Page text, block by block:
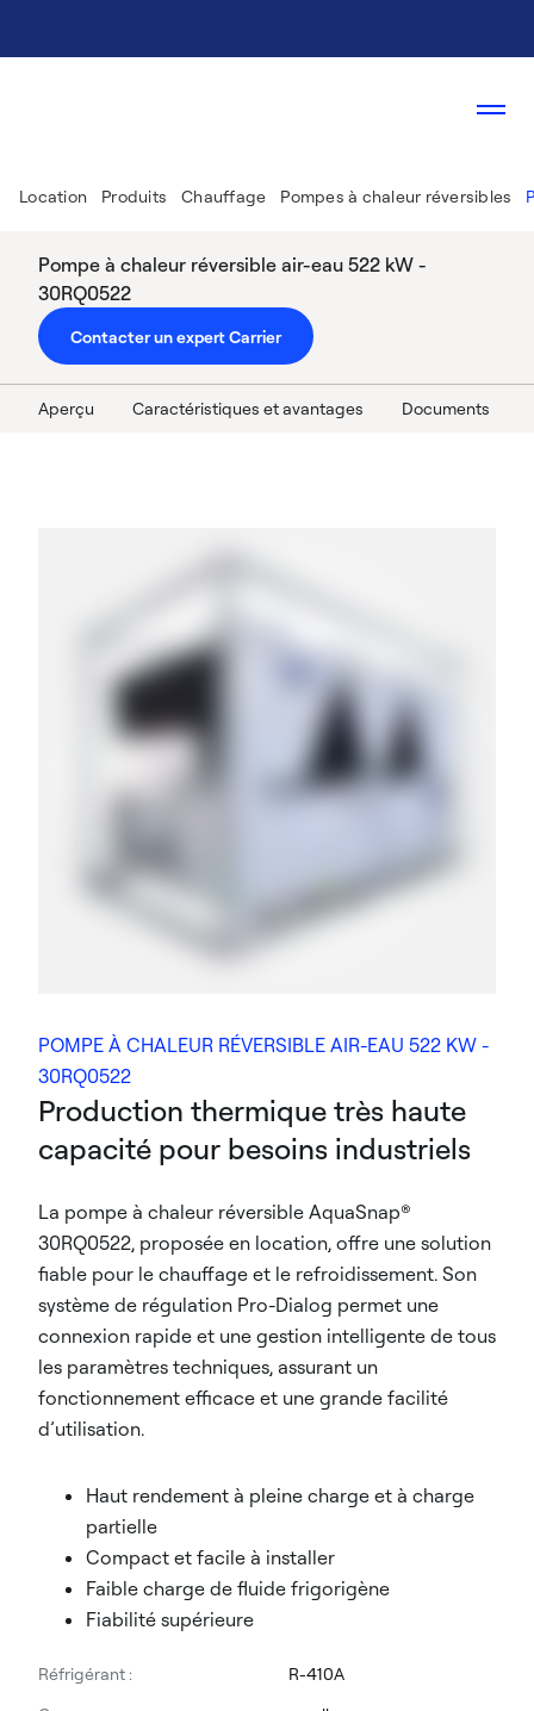
Location Produits Chauffage Pompes à chaleur réversibles
Pompe à chaleur réversible air-eau 522 kW -
30RQ0522
Contacter un expert Carrier
Aperçu Caractéristiques et avantages Documents
POMPE À CHALEUR RÉVERSIBLE AIR-EAU 522 KW -
30RQ0522
Production thermique très haute
capacité pour besoins industriels
La pompe à chaleur réversible AquaSnap®
30RQ0522, proposée en location, offre une solution
fiable pour le chauffage et le refroidissement. Son
système de régulation Pro-Dialog permet une
connexion rapide et une gestion intelligente de tous
les paramètres techniques, assurant un
fonctionnement efficace et une grande facilité
d’utilisation.
Haut rendement à pleine charge et à charge
partielle
Compact et facile à installer
Faible charge de fluide frigorigène
Fiabilité supérieure
Réfrigérant :
R-410A